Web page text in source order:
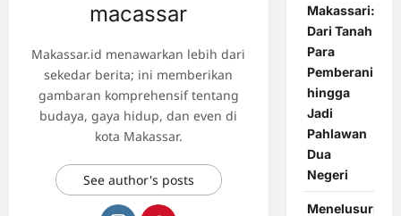
macassar
Makassar.id menawarkan lebih dari
sekedar berita; ini memberikan
gambaran komprehensif tentang
budaya, gaya hidup, dan even di
kota Makassar.
See author's posts
Makassari:
Dari Tanah
Para
Pemberani
hingga
Jadi
Pahlawan
Dua
Negeri
Menelusuri